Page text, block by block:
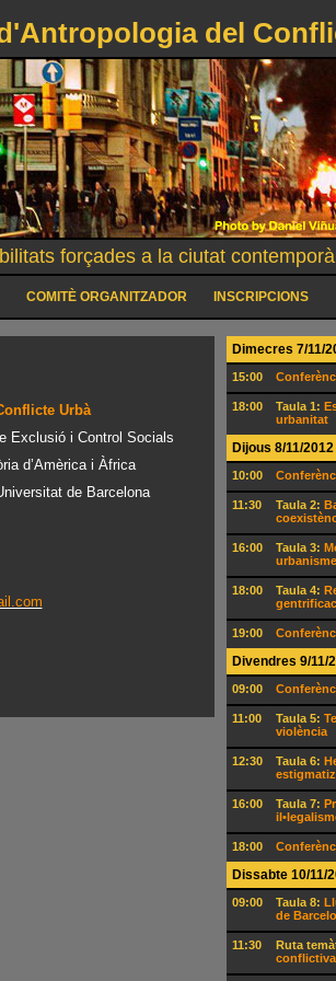
del
forçades a la ciutat
COMITÈ ORGANITZADOR INSCRIPCIONS
Dimecres 7/11/
15:00
18:00 Taula 1:
urbanitat
Dijous 8/11/2012
10:00
11:30 Taula 2:
16:00 Taula 3:
urbanisme
18:00 Taula 4:
19:00
Divendres 9/11/
09:00
11:00 Taula 5:
violència
12:30 Taula 6:
16:00 Taula 7:
18:00
Dissabte 10/11/
09:00 Taula 8:
de
11:30 Ruta
Urbà
Exclusió i Control Socials
d’Amèrica i Àfrica
de Barcelona